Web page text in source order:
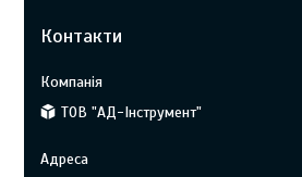
Контакти
ТОВ "АД-Інструмент"